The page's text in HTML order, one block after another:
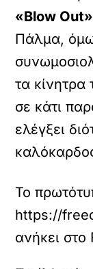
«Blow Out»
Πάλμα,
τα κίνητρα
σε κάτι
ελέγξει
Το
https://
ανήκει στο